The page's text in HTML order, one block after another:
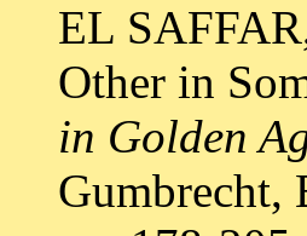
EL
Other in
in Golden
Gumbrecht,